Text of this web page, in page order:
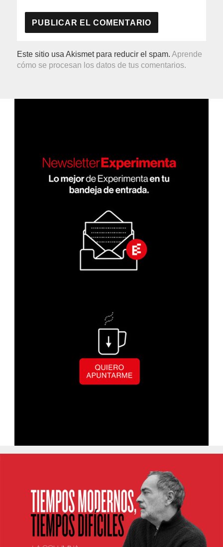
Este sitio usa Akismet para reducir el spam.Aprende
cómo se procesan los datos de tus comentarios.